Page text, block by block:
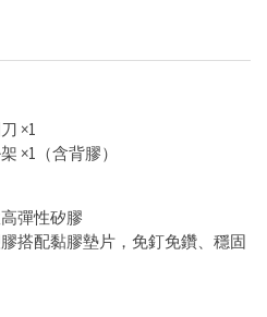
×1
×1（含背膠）
彈性矽膠
膠搭配黏膠墊片，免釘免鑽、穩固